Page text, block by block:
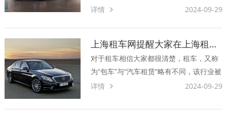
吧，一家人出门旅游或者是商务需要办
高而且也不够方便，毕竟车贷动辄十几二
十万，要去异地的话距离太远开车···
详情 2024-09-29
上海租车网提醒大家在上海租车的时候一定要注意这几点
对于租车相信大家都很清楚，租车，又称
为“包车”与“汽车租赁”略有不同，该行业被
称为“朝阳产业”，它对租车人来说具有无
更换等优点，以租车代替买车来控制企业
详情 2024-09-29